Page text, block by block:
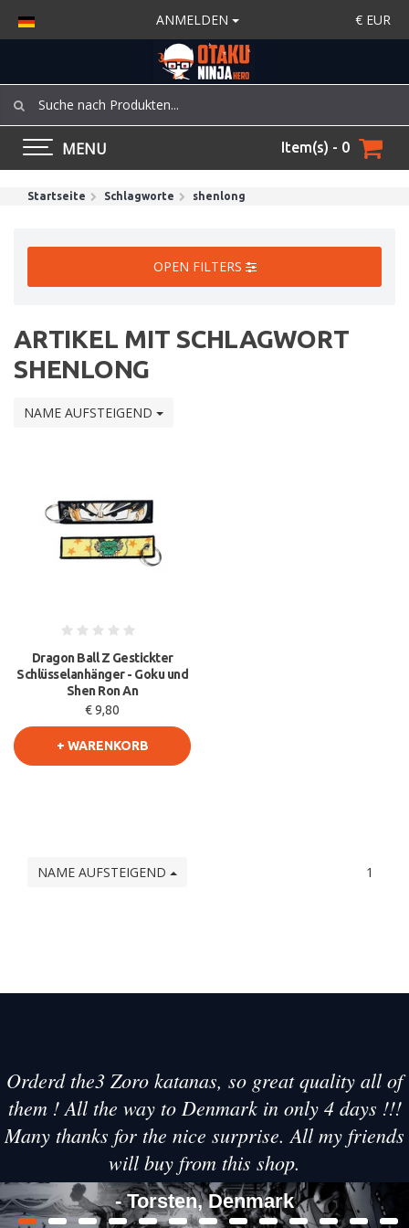
ANMELDEN € EUR
MENU Item(s) - 0
Startseite Schlagworte shenlong
OPEN FILTERS
ARTIKEL MIT SCHLAGWORT
SHENLONG
NAME AUFSTEIGEND
Dragon Ball Z Gestickter
Schlüsselanhänger - Goku und
Shen Ron An
€ 9,80
+ WARENKORB
NAME AUFSTEIGEND 1
Orderd the3 Zoro katanas, so great quality all of
them ! All the way to Denmark in only 4 days !!!
Many thanks for the nice surprise. All my friends
will buy from this shop.
- Torsten, Denmark